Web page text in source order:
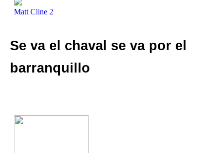
Se va el chaval se va por el
barranquillo